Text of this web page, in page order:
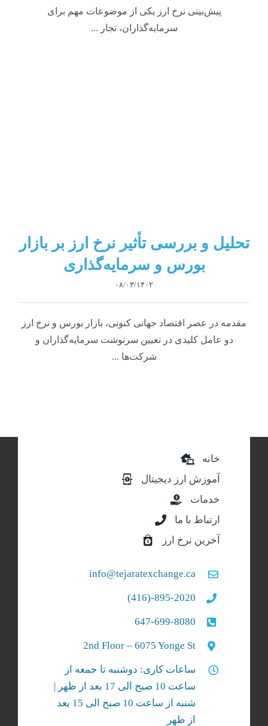
پیش‌بینی نرخ ارز یکی از موضوعات مهم برای
سرمایه‌گذاران، تجار ...
تحلیل و بررسی تأثیر نرخ ارز بر بازار
بورس و سرمایه‌گذاری
۰۸/۰۳/۱۴۰۲
مقدمه در عصر اقتصاد جهانی کنونی، بازار بورس و نرخ ارز
دو عامل کلیدی در تعیین سرنوشت سرمایه‌گذاران و
شرکت‌ها ...
خانه
آموزش ارز دیجیتال
خدمات
ارتباط با ما
آخرین نرخ ارز
info@tejaratexchange.ca
895-2020-(416)
647-699-8080
2nd Floor – 6075 Yonge St
ساعات کاری: دوشنبه تا جمعه از
ساعت 10 صبح الی 17 بعد از ظهر |
شنبه‌ از ساعت 10 صبح الی 15 بعد
از ظهر